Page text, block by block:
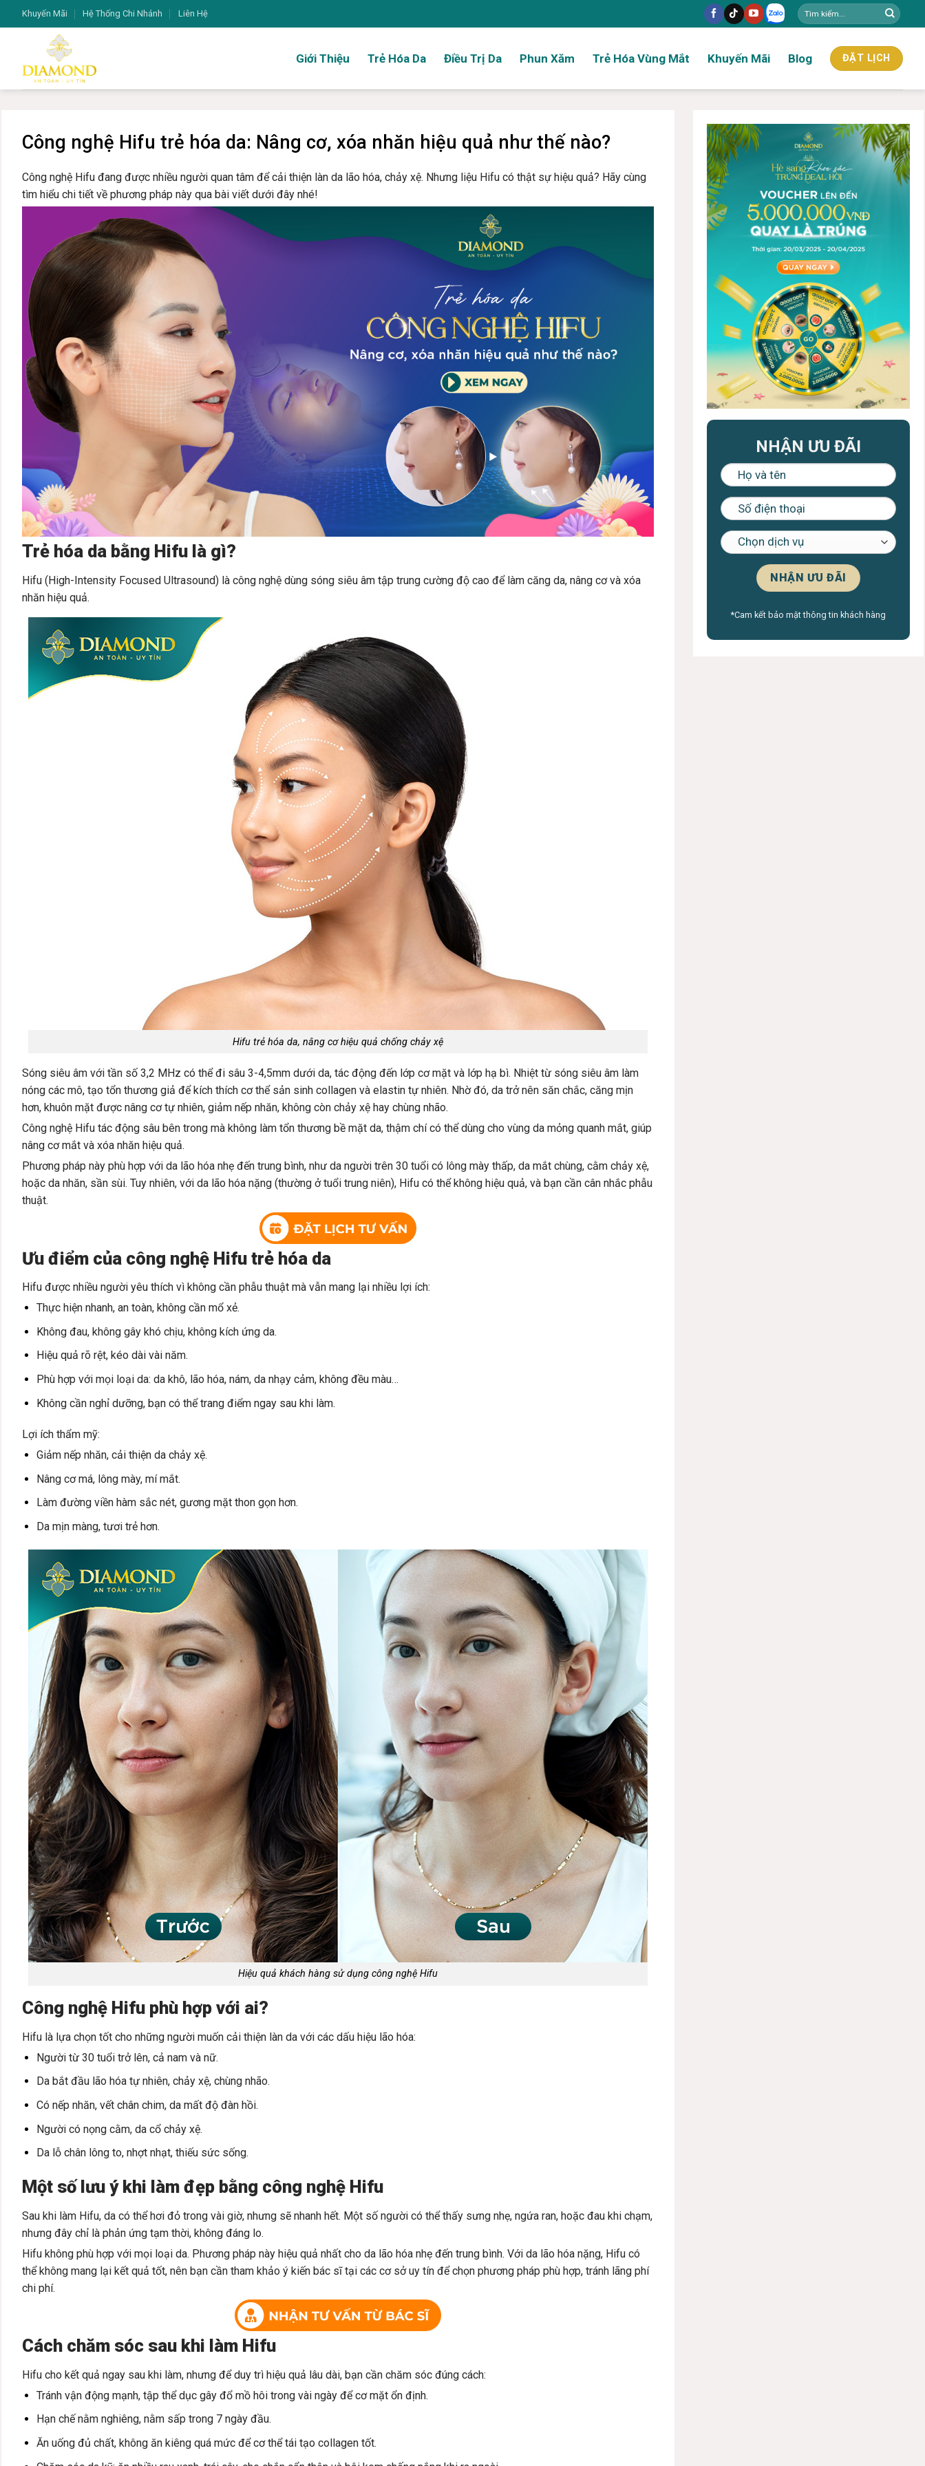
qua
Khuyến Mãi Hệ Thống Chi Nhánh Liên Hệ
Giới Thiệu Trẻ Hóa Da Điều Trị Da Phun Xăm Trẻ Hóa Vùng Mắt Khuyến Mãi Blog ĐẶT LỊCH
Công nghệ Hifu trẻ hóa da: Nâng cơ, xóa nhăn hiệu quả như thế nào?
Công nghệ Hifu đang được nhiều người quan tâm để cải thiện làn da lão hóa, chảy xệ. Nhưng liệu Hifu có thật sự hiệu quả? Hãy cùng
tìm hiểu chi tiết về phương pháp này qua bài viết dưới đây nhé!
Trẻ hóa da bằng Hifu là gì?
Hifu (High-Intensity Focused Ultrasound) là công nghệ dùng sóng siêu âm tập trung cường độ cao để làm căng da, nâng cơ và xóa
nhăn hiệu quả.
Hifu trẻ hóa da, nâng cơ hiệu quả chống chảy xệ
Sóng siêu âm với tần số 3,2 MHz có thể đi sâu 3-4,5mm dưới da, tác động đến lớp cơ mặt và lớp hạ bì. Nhiệt từ sóng siêu âm làm
nóng các mô, tạo tổn thương giả để kích thích cơ thể sản sinh collagen và elastin tự nhiên. Nhờ đó, da trở nên săn chắc, căng mịn
hơn, khuôn mặt được nâng cơ tự nhiên, giảm nếp nhăn, không còn chảy xệ hay chùng nhão.
Công nghệ Hifu tác động sâu bên trong mà không làm tổn thương bề mặt da, thậm chí có thể dùng cho vùng da mỏng quanh mắt, giúp
nâng cơ mắt và xóa nhăn hiệu quả.
Phương pháp này phù hợp với da lão hóa nhẹ đến trung bình, như da người trên 30 tuổi có lông mày thấp, da mắt chùng, cằm chảy xệ,
hoặc da nhăn, sần sùi. Tuy nhiên, với da lão hóa nặng (thường ở tuổi trung niên), Hifu có thể không hiệu quả, và bạn cần cân nhắc phẫu
thuật.
Ưu điểm của công nghệ Hifu trẻ hóa da
Hifu được nhiều người yêu thích vì không cần phẫu thuật mà vẫn mang lại nhiều lợi ích:
Thực hiện nhanh, an toàn, không cần mổ xẻ.
Không đau, không gây khó chịu, không kích ứng da.
Hiệu quả rõ rệt, kéo dài vài năm.
Phù hợp với mọi loại da: da khô, lão hóa, nám, da nhạy cảm, không đều màu…
Không cần nghỉ dưỡng, bạn có thể trang điểm ngay sau khi làm.
Lợi ích thẩm mỹ:
Giảm nếp nhăn, cải thiện da chảy xệ.
Nâng cơ má, lông mày, mí mắt.
Làm đường viền hàm sắc nét, gương mặt thon gọn hơn.
Da mịn màng, tươi trẻ hơn.
Hiệu quả khách hàng sử dụng công nghệ Hifu
Công nghệ Hifu phù hợp với ai?
Hifu là lựa chọn tốt cho những người muốn cải thiện làn da với các dấu hiệu lão hóa:
Người từ 30 tuổi trở lên, cả nam và nữ.
Da bắt đầu lão hóa tự nhiên, chảy xệ, chùng nhão.
Có nếp nhăn, vết chân chim, da mất độ đàn hồi.
Người có nọng cằm, da cổ chảy xệ.
Da lỗ chân lông to, nhợt nhạt, thiếu sức sống.
Một số lưu ý khi làm đẹp bằng công nghệ Hifu
Sau khi làm Hifu, da có thể hơi đỏ trong vài giờ, nhưng sẽ nhanh hết. Một số người có thể thấy sưng nhẹ, ngứa ran, hoặc đau khi chạm,
nhưng đây chỉ là phản ứng tạm thời, không đáng lo.
Hifu không phù hợp với mọi loại da. Phương pháp này hiệu quả nhất cho da lão hóa nhẹ đến trung bình. Với da lão hóa nặng, Hifu có
thể không mang lại kết quả tốt, nên bạn cần tham khảo ý kiến bác sĩ tại các cơ sở uy tín để chọn phương pháp phù hợp, tránh lãng phí
chi phí.
Cách chăm sóc sau khi làm Hifu
Hifu cho kết quả ngay sau khi làm, nhưng để duy trì hiệu quả lâu dài, bạn cần chăm sóc đúng cách:
Tránh vận động mạnh, tập thể dục gây đổ mồ hôi trong vài ngày để cơ mặt ổn định.
Hạn chế nằm nghiêng, nằm sấp trong 7 ngày đầu.
Ăn uống đủ chất, không ăn kiêng quá mức để cơ thể tái tạo collagen tốt.
NHẬN ƯU ĐÃI
*Cam kết bảo mật thông tin khách hàng